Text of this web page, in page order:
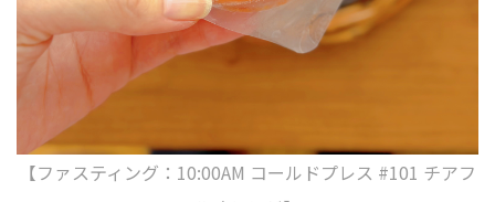
【ファスティング：10:00AM コールドプレス #101 チアフ